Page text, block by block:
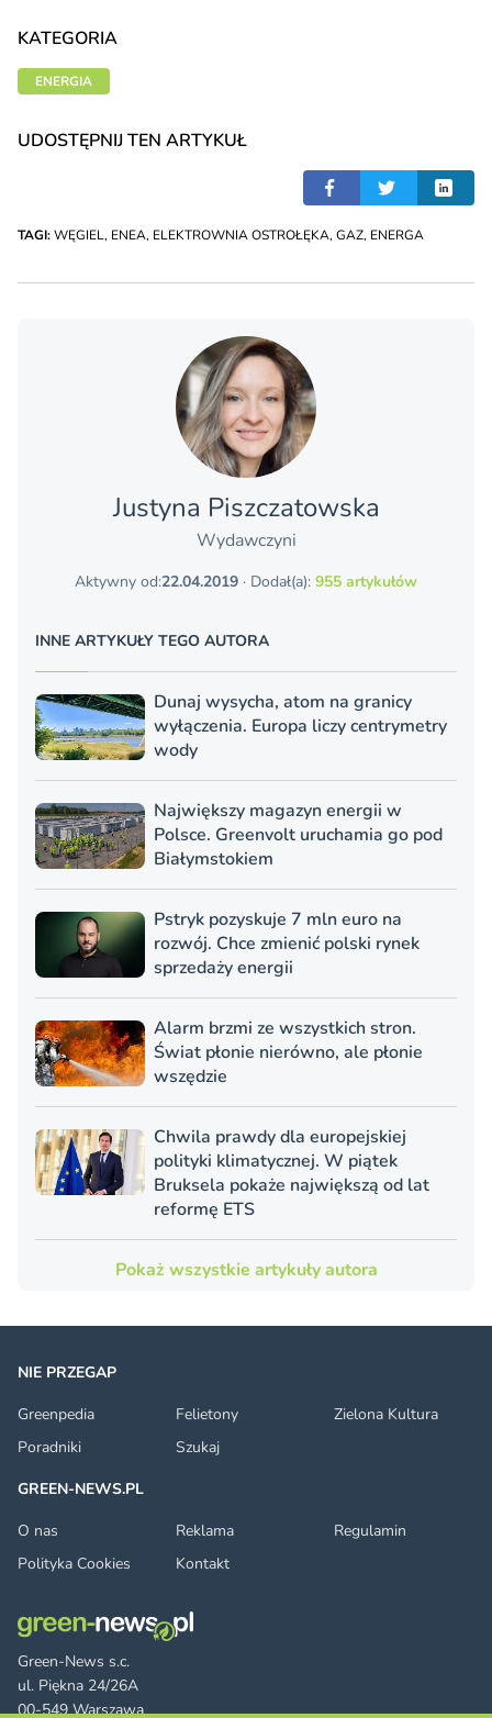
KATEGORIA
ENERGIA
UDOSTĘPNIJ TEN ARTYKUŁ
TAGI:WĘGIEL, ENEA, ELEKTROWNIA OSTROŁĘKA, GAZ, ENERGA
Justyna Piszczatowska
Wydawczyni
Aktywny od:22.04.2019 · Dodał(a): 955 artykułów
INNE ARTYKUŁY TEGO AUTORA
Dunaj wysycha, atom na granicy
wyłączenia. Europa liczy centrymetry
wody
Największy magazyn energii w
Polsce. Greenvolt uruchamia go pod
Białymstokiem
Pstryk pozyskuje 7 mln euro na
rozwój. Chce zmienić polski rynek
sprzedaży energii
Alarm brzmi ze wszystkich stron.
Świat płonie nierówno, ale płonie
wszędzie
Chwila prawdy dla europejskiej
polityki klimatycznej. W piątek
Bruksela pokaże największą od lat
reformę ETS
Pokaż wszystkie artykuły autora
Green-News s.c.
ul. Piękna 24/26A
00-549 Warszawa
NIE PRZEGAP
Greenpedia
Felietony
Zielona Kultura
Poradniki
Szukaj
GREEN-NEWS.PL
O nas
Reklama
Regulamin
Polityka Cookies
Kontakt